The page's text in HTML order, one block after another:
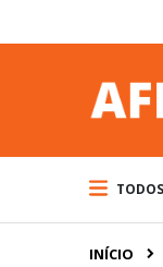
para
conteúdo
INÍCIO